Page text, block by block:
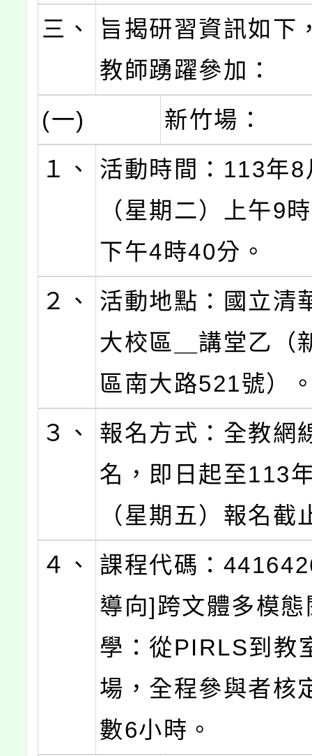
三、
旨揭研習資訊如下
教師踴躍參加：
(一)
新竹場：
１、
活動時間：113年
（星期二）上午9
下午4時40分。
２、
活動地點：國立清
大校區＿講堂乙（
區南大路521號）
３、
報名方式：全教網
名，即日起至113
（星期五）報名截
４、
課程代碼：
導向]跨文體多模態
學：從PIRLS到教
場，全程參與者核
數6小時。